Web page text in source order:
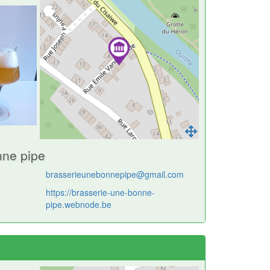
pipe
brasserieunebonnepipe@gmail.com
https://brasserie-une-bonne-
pipe.webnode.be